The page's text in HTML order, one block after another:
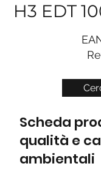
H3 EDT
Scheda
qualità e
ambientali